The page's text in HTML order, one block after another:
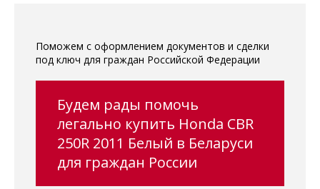
Поможем с оформлением документов и сделки
под ключ для граждан Российской Федерации
Будем рады помочь
легально купить Honda CBR
250R 2011 Белый в Беларуси
для граждан России